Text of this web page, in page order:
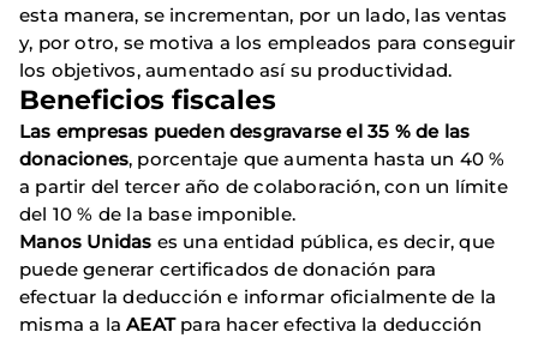
esta manera, se incrementan, por un lado, las ventas
y, por otro, se motiva a los empleados para conseguir
los objetivos, aumentado así su productividad.
Beneficios fiscales
Las empresas pueden desgravarse el 35 % de las
donaciones, porcentaje que aumenta hasta un 40 %
a partir del tercer año de colaboración, con un límite
del 10 % de la base imponible.
Manos Unidas es una entidad pública, es decir, que
puede generar certificados de donación para
efectuar la deducción e informar oficialmente de la
misma a laAEAT para hacer efectiva la deducción